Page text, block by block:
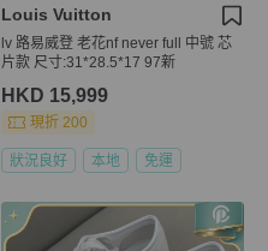
Louis Vuitton
lv 路易威登 老花nf never full 中號 芯
片款 尺寸:31*28.5*17 97新
HKD 15,999
現折 200
狀況良好 本地 免運